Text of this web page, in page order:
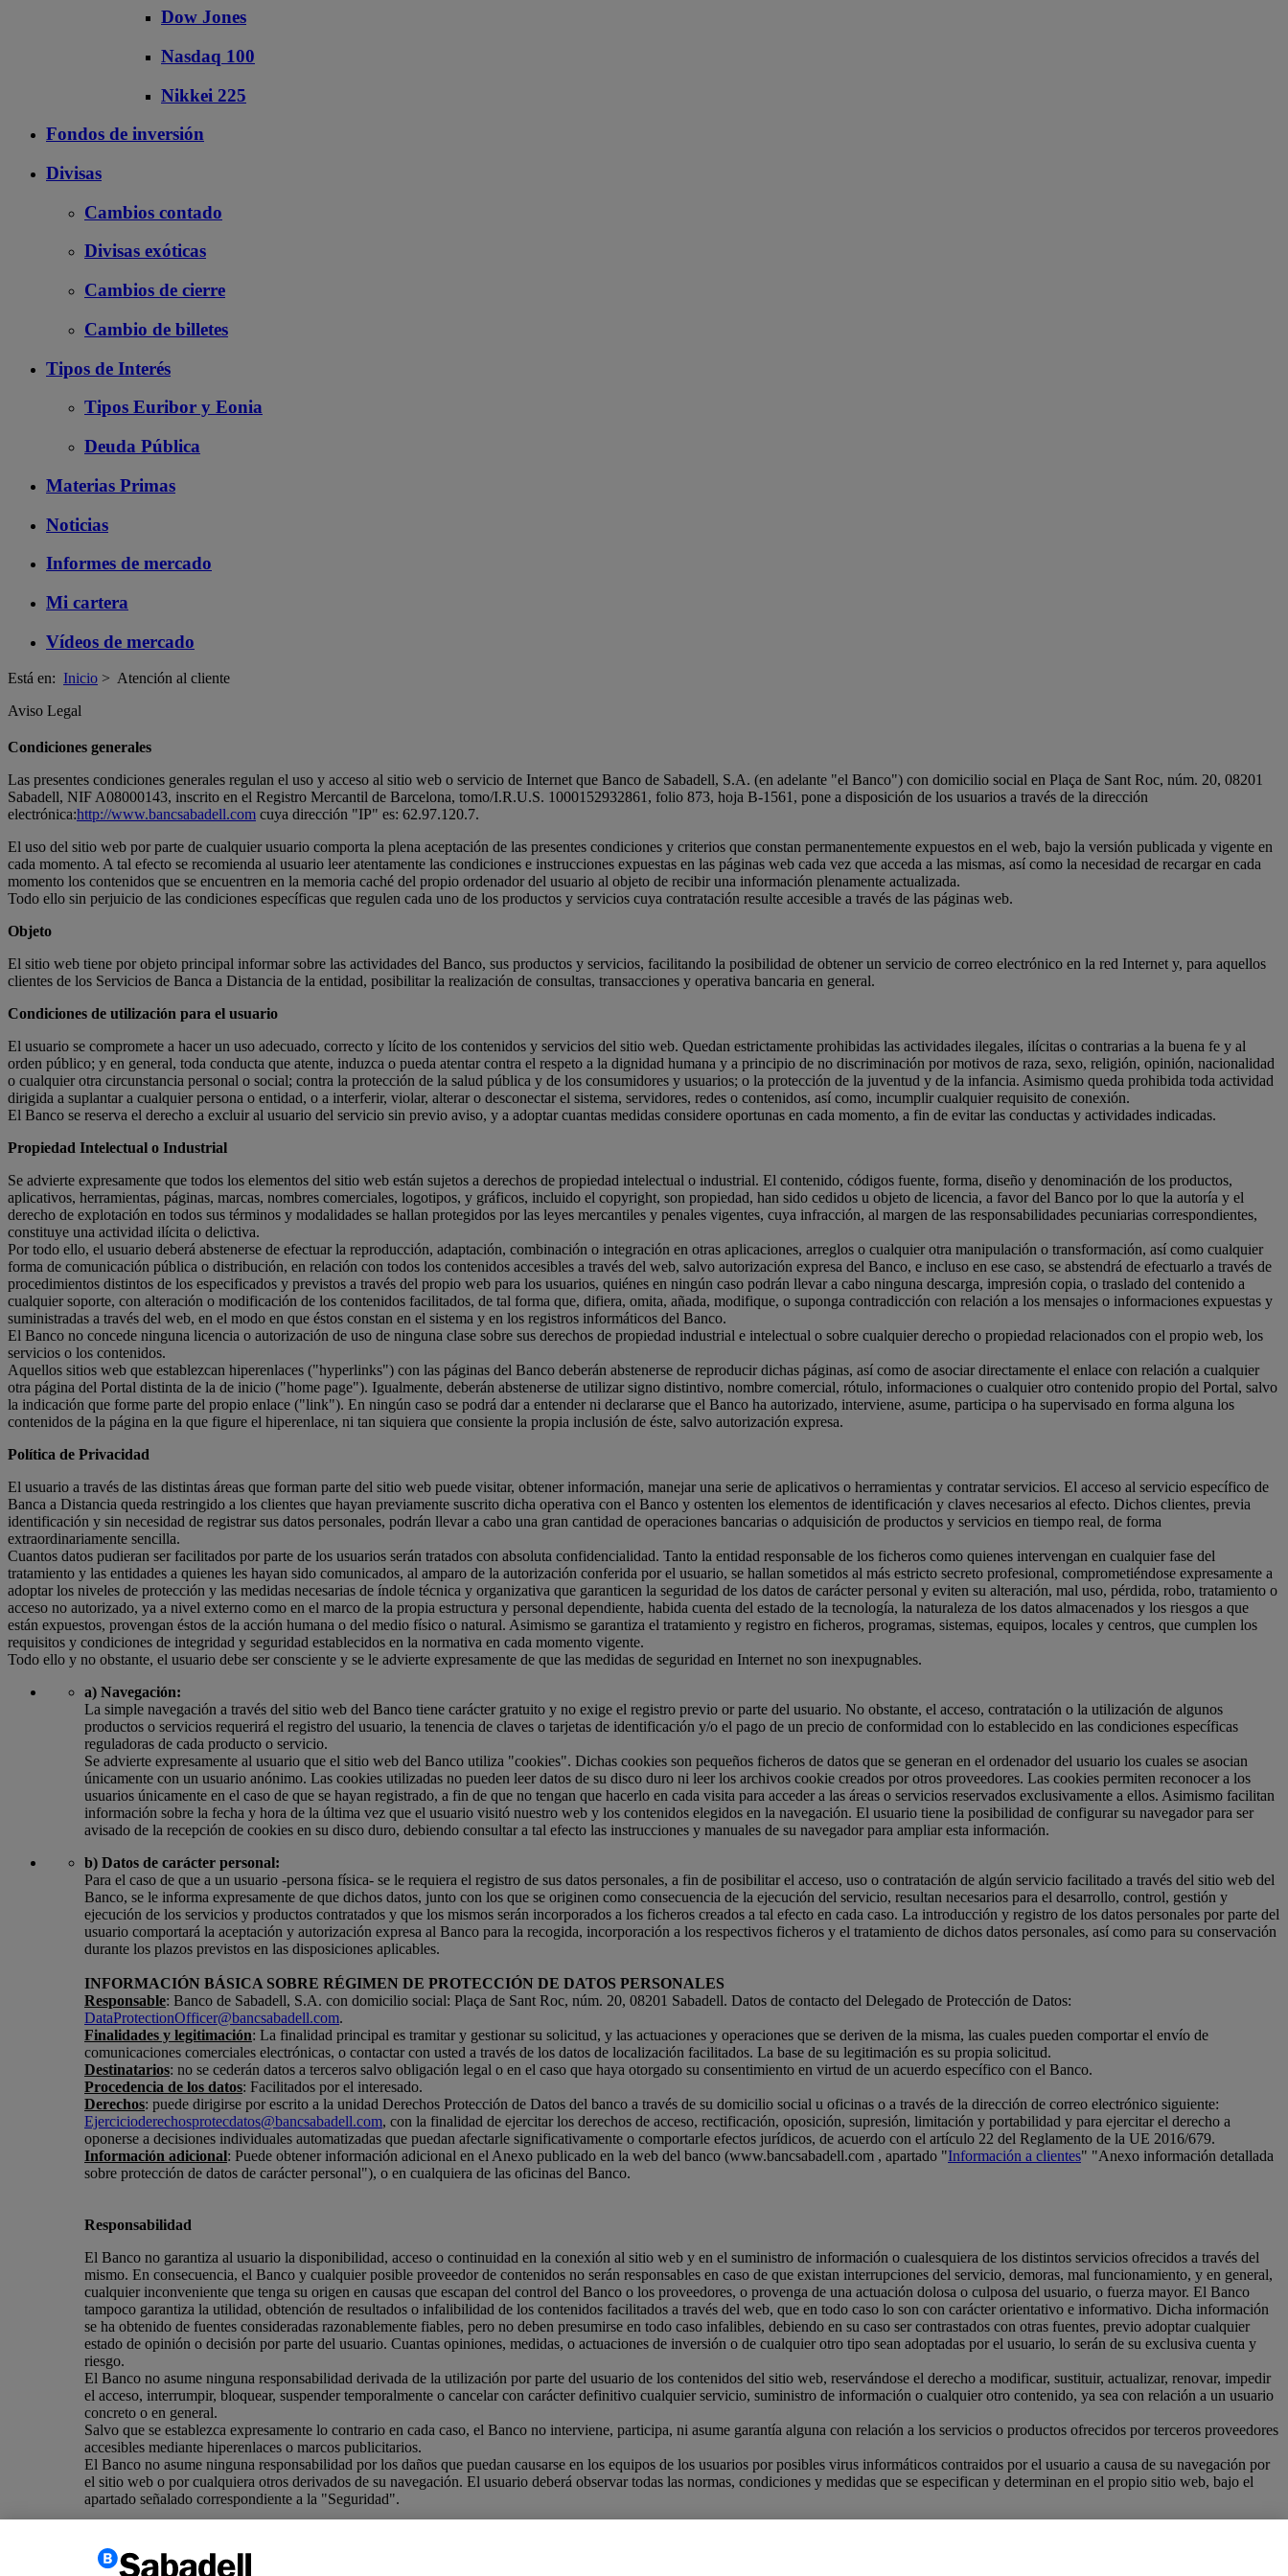
Dow Jones
Nasdaq 100
Nikkei 225
Fondos de inversión
Divisas
Cambios contado
Divisas exóticas
Cambios de cierre
Cambio de billetes
Tipos de Interés
Tipos Euribor y Eonia
Deuda Pública
Materias Primas
Noticias
Informes de mercado
Mi cartera
Vídeos de mercado
Está en: Inicio > Atención al cliente
Aviso Legal
Condiciones generales
Las presentes condiciones generales regulan el uso y acceso al sitio web o servicio de Internet que Banco de Sabadell, S.A. (en adelante "el Banco") con domicilio social en Plaça de Sant Roc, núm. 20, 08201
Sabadell, NIF A08000143, inscrito en el Registro Mercantil de Barcelona, tomo/I.R.U.S. 1000152932861, folio 873, hoja B-1561, pone a disposición de los usuarios a través de la dirección
electrónica:http://www.bancsabadell.com cuya dirección "IP" es: 62.97.120.7.
El uso del sitio web por parte de cualquier usuario comporta la plena aceptación de las presentes condiciones y criterios que constan permanentemente expuestos en el web, bajo la versión publicada y vigente en
cada momento. A tal efecto se recomienda al usuario leer atentamente las condiciones e instrucciones expuestas en las páginas web cada vez que acceda a las mismas, así como la necesidad de recargar en cada
momento los contenidos que se encuentren en la memoria caché del propio ordenador del usuario al objeto de recibir una información plenamente actualizada.
Todo ello sin perjuicio de las condiciones específicas que regulen cada uno de los productos y servicios cuya contratación resulte accesible a través de las páginas web.
Objeto
El sitio web tiene por objeto principal informar sobre las actividades del Banco, sus productos y servicios, facilitando la posibilidad de obtener un servicio de correo electrónico en la red Internet y, para aquellos
clientes de los Servicios de Banca a Distancia de la entidad, posibilitar la realización de consultas, transacciones y operativa bancaria en general.
Condiciones de utilización para el usuario
El usuario se compromete a hacer un uso adecuado, correcto y lícito de los contenidos y servicios del sitio web. Quedan estrictamente prohibidas las actividades ilegales, ilícitas o contrarias a la buena fe y al
orden público; y en general, toda conducta que atente, induzca o pueda atentar contra el respeto a la dignidad humana y a principio de no discriminación por motivos de raza, sexo, religión, opinión, nacionalidad
o cualquier otra circunstancia personal o social; contra la protección de la salud pública y de los consumidores y usuarios; o la protección de la juventud y de la infancia. Asimismo queda prohibida toda actividad
dirigida a suplantar a cualquier persona o entidad, o a interferir, violar, alterar o desconectar el sistema, servidores, redes o contenidos, así como, incumplir cualquier requisito de conexión.
El Banco se reserva el derecho a excluir al usuario del servicio sin previo aviso, y a adoptar cuantas medidas considere oportunas en cada momento, a fin de evitar las conductas y actividades indicadas.
Propiedad Intelectual o Industrial
Se advierte expresamente que todos los elementos del sitio web están sujetos a derechos de propiedad intelectual o industrial. El contenido, códigos fuente, forma, diseño y denominación de los productos,
aplicativos, herramientas, páginas, marcas, nombres comerciales, logotipos, y gráficos, incluido el copyright, son propiedad, han sido cedidos u objeto de licencia, a favor del Banco por lo que la autoría y el
derecho de explotación en todos sus términos y modalidades se hallan protegidos por las leyes mercantiles y penales vigentes, cuya infracción, al margen de las responsabilidades pecuniarias correspondientes,
constituye una actividad ilícita o delictiva.
Por todo ello, el usuario deberá abstenerse de efectuar la reproducción, adaptación, combinación o integración en otras aplicaciones, arreglos o cualquier otra manipulación o transformación, así como cualquier
forma de comunicación pública o distribución, en relación con todos los contenidos accesibles a través del web, salvo autorización expresa del Banco, e incluso en ese caso, se abstendrá de efectuarlo a través de
procedimientos distintos de los especificados y previstos a través del propio web para los usuarios, quiénes en ningún caso podrán llevar a cabo ninguna descarga, impresión copia, o traslado del contenido a
cualquier soporte, con alteración o modificación de los contenidos facilitados, de tal forma que, difiera, omita, añada, modifique, o suponga contradicción con relación a los mensajes o informaciones expuestas y
suministradas a través del web, en el modo en que éstos constan en el sistema y en los registros informáticos del Banco.
El Banco no concede ninguna licencia o autorización de uso de ninguna clase sobre sus derechos de propiedad industrial e intelectual o sobre cualquier derecho o propiedad relacionados con el propio web, los
servicios o los contenidos.
Aquellos sitios web que establezcan hiperenlaces ("hyperlinks") con las páginas del Banco deberán abstenerse de reproducir dichas páginas, así como de asociar directamente el enlace con relación a cualquier
otra página del Portal distinta de la de inicio ("home page"). Igualmente, deberán abstenerse de utilizar signo distintivo, nombre comercial, rótulo, informaciones o cualquier otro contenido propio del Portal, salvo
la indicación que forme parte del propio enlace ("link"). En ningún caso se podrá dar a entender ni declararse que el Banco ha autorizado, interviene, asume, participa o ha supervisado en forma alguna los
contenidos de la página en la que figure el hiperenlace, ni tan siquiera que consiente la propia inclusión de éste, salvo autorización expresa.
Política de Privacidad
El usuario a través de las distintas áreas que forman parte del sitio web puede visitar, obtener información, manejar una serie de aplicativos o herramientas y contratar servicios. El acceso al servicio específico de
Banca a Distancia queda restringido a los clientes que hayan previamente suscrito dicha operativa con el Banco y ostenten los elementos de identificación y claves necesarios al efecto. Dichos clientes, previa
identificación y sin necesidad de registrar sus datos personales, podrán llevar a cabo una gran cantidad de operaciones bancarias o adquisición de productos y servicios en tiempo real, de forma
extraordinariamente sencilla.
Cuantos datos pudieran ser facilitados por parte de los usuarios serán tratados con absoluta confidencialidad. Tanto la entidad responsable de los ficheros como quienes intervengan en cualquier fase del
tratamiento y las entidades a quienes les hayan sido comunicados, al amparo de la autorización conferida por el usuario, se hallan sometidos al más estricto secreto profesional, comprometiéndose expresamente a
adoptar los niveles de protección y las medidas necesarias de índole técnica y organizativa que garanticen la seguridad de los datos de carácter personal y eviten su alteración, mal uso, pérdida, robo, tratamiento o
acceso no autorizado, ya a nivel externo como en el marco de la propia estructura y personal dependiente, habida cuenta del estado de la tecnología, la naturaleza de los datos almacenados y los riesgos a que
están expuestos, provengan éstos de la acción humana o del medio físico o natural. Asimismo se garantiza el tratamiento y registro en ficheros, programas, sistemas, equipos, locales y centros, que cumplen los
requisitos y condiciones de integridad y seguridad establecidos en la normativa en cada momento vigente.
Todo ello y no obstante, el usuario debe ser consciente y se le advierte expresamente de que las medidas de seguridad en Internet no son inexpugnables.
a) Navegación:
La simple navegación a través del sitio web del Banco tiene carácter gratuito y no exige el registro previo or parte del usuario. No obstante, el acceso, contratación o la utilización de algunos
productos o servicios requerirá el registro del usuario, la tenencia de claves o tarjetas de identificación y/o el pago de un precio de conformidad con lo establecido en las condiciones específicas
reguladoras de cada producto o servicio.
Se advierte expresamente al usuario que el sitio web del Banco utiliza "cookies". Dichas cookies son pequeños ficheros de datos que se generan en el ordenador del usuario los cuales se asocian
únicamente con un usuario anónimo. Las cookies utilizadas no pueden leer datos de su disco duro ni leer los archivos cookie creados por otros proveedores. Las cookies permiten reconocer a los
usuarios únicamente en el caso de que se hayan registrado, a fin de que no tengan que hacerlo en cada visita para acceder a las áreas o servicios reservados exclusivamente a ellos. Asimismo facilitan
información sobre la fecha y hora de la última vez que el usuario visitó nuestro web y los contenidos elegidos en la navegación. El usuario tiene la posibilidad de configurar su navegador para ser
avisado de la recepción de cookies en su disco duro, debiendo consultar a tal efecto las instrucciones y manuales de su navegador para ampliar esta información.
b) Datos de carácter personal:
Para el caso de que a un usuario -persona física- se le requiera el registro de sus datos personales, a fin de posibilitar el acceso, uso o contratación de algún servicio facilitado a través del sitio web del
Banco, se le informa expresamente de que dichos datos, junto con los que se originen como consecuencia de la ejecución del servicio, resultan necesarios para el desarrollo, control, gestión y
ejecución de los servicios y productos contratados y que los mismos serán incorporados a los ficheros creados a tal efecto en cada caso. La introducción y registro de los datos personales por parte del
usuario comportará la aceptación y autorización expresa al Banco para la recogida, incorporación a los respectivos ficheros y el tratamiento de dichos datos personales, así como para su conservación
durante los plazos previstos en las disposiciones aplicables.
INFORMACIÓN BÁSICA SOBRE RÉGIMEN DE PROTECCIÓN DE DATOS PERSONALES
Responsable: Banco de Sabadell, S.A. con domicilio social: Plaça de Sant Roc, núm. 20, 08201 Sabadell. Datos de contacto del Delegado de Protección de Datos:
DataProtectionOfficer@bancsabadell.com.
Finalidades y legitimación: La finalidad principal es tramitar y gestionar su solicitud, y las actuaciones y operaciones que se deriven de la misma, las cuales pueden comportar el envío de
comunicaciones comerciales electrónicas, o contactar con usted a través de los datos de localización facilitados. La base de su legitimación es su propia solicitud.
Destinatarios: no se cederán datos a terceros salvo obligación legal o en el caso que haya otorgado su consentimiento en virtud de un acuerdo específico con el Banco.
Procedencia de los datos: Facilitados por el interesado.
Derechos: puede dirigirse por escrito a la unidad Derechos Protección de Datos del banco a través de su domicilio social u oficinas o a través de la dirección de correo electrónico siguiente:
Ejercicioderechosprotecdatos@bancsabadell.com, con la finalidad de ejercitar los derechos de acceso, rectificación, oposición, supresión, limitación y portabilidad y para ejercitar el derecho a
oponerse a decisiones individuales automatizadas que puedan afectarle significativamente o comportarle efectos jurídicos, de acuerdo con el artículo 22 del Reglamento de la UE 2016/679.
Información adicional: Puede obtener información adicional en el Anexo publicado en la web del banco (www.bancsabadell.com , apartado "Información a clientes" "Anexo información detallada
sobre protección de datos de carácter personal"), o en cualquiera de las oficinas del Banco.
Responsabilidad
El Banco no garantiza al usuario la disponibilidad, acceso o continuidad en la conexión al sitio web y en el suministro de información o cualesquiera de los distintos servicios ofrecidos a través del
mismo. En consecuencia, el Banco y cualquier posible proveedor de contenidos no serán responsables en caso de que existan interrupciones del servicio, demoras, mal funcionamiento, y en general,
cualquier inconveniente que tenga su origen en causas que escapan del control del Banco o los proveedores, o provenga de una actuación dolosa o culposa del usuario, o fuerza mayor. El Banco
tampoco garantiza la utilidad, obtención de resultados o infalibilidad de los contenidos facilitados a través del web, que en todo caso lo son con carácter orientativo e informativo. Dicha información
se ha obtenido de fuentes consideradas razonablemente fiables, pero no deben presumirse en todo caso infalibles, debiendo en su caso ser contrastados con otras fuentes, previo adoptar cualquier
estado de opinión o decisión por parte del usuario. Cuantas opiniones, medidas, o actuaciones de inversión o de cualquier otro tipo sean adoptadas por el usuario, lo serán de su exclusiva cuenta y
riesgo.
El Banco no asume ninguna responsabilidad derivada de la utilización por parte del usuario de los contenidos del sitio web, reservándose el derecho a modificar, sustituir, actualizar, renovar, impedir
el acceso, interrumpir, bloquear, suspender temporalmente o cancelar con carácter definitivo cualquier servicio, suministro de información o cualquier otro contenido, ya sea con relación a un usuario
concreto o en general.
Salvo que se establezca expresamente lo contrario en cada caso, el Banco no interviene, participa, ni asume garantía alguna con relación a los servicios o productos ofrecidos por terceros proveedores
accesibles mediante hiperenlaces o marcos publicitarios.
El Banco no asume ninguna responsabilidad por los daños que puedan causarse en los equipos de los usuarios por posibles virus informáticos contraidos por el usuario a causa de su navegación por
el sitio web o por cualquiera otros derivados de su navegación. El usuario deberá observar todas las normas, condiciones y medidas que se especifican y determinan en el propio sitio web, bajo el
apartado señalado correspondiente a la "Seguridad". ​​​​​